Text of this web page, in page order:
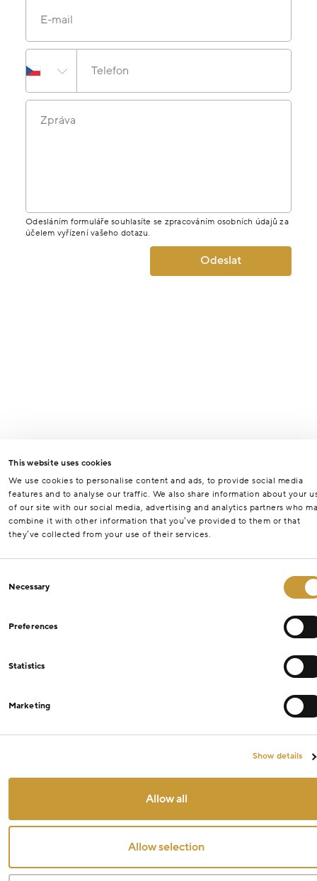
This website uses cookies
We use cookies to personalise content and ads, to provide social media
features and to analyse our traffic. We also share information about your
of our site with our social media, advertising and analytics partners who
combine it with other information that you’ve provided to them or that
they’ve collected from your use of their services.
Selection
Necessary
Preferences
Statistics
Marketing
Show details
Allow all
Allow selection
E-mail
Telefon
Zpráva
Odesláním formuláře souhlasíte se zpracováním osobních údajů za
účelem vyřízení vašeho dotazu.
Odeslat